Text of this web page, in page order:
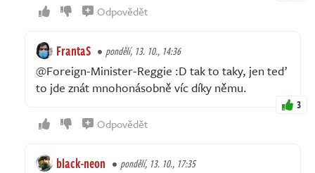
Odpovědět
FrantaS pondělí, 13. 10., 14:36
@Foreign-Minister-Reggie :D tak to taky, jen teď
to jde znát mnohonásobně víc díky němu.
3
Odpovědět
black-neon pondělí, 13. 10., 17:35